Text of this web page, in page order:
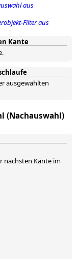
aus
Filter aus
Kante
ausgewählten
(Nachauswahl)
nächsten Kante im